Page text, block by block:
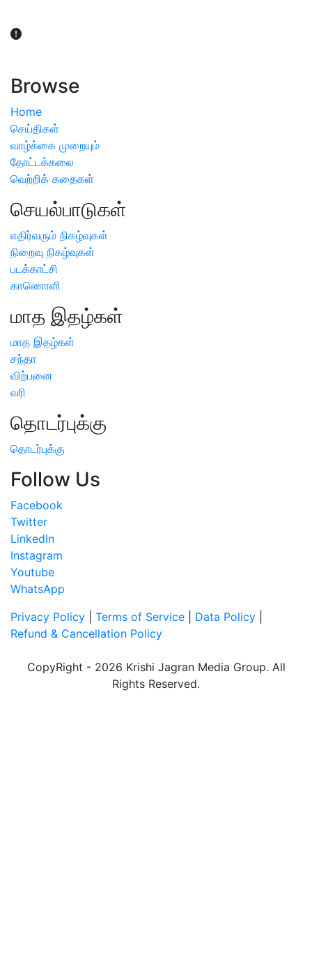
Browse
Home
செய்திகள்
வாழ்க்கை முறையும்
தோட்டக்கலை
வெற்றிக் கதைகள்
செயல்பாடுகள்
எதிர்வரும் நிகழ்வுகள்
நிறைவு நிகழ்வுகள்
படக்காட்சி
காணொளி
மாத இதழ்கள்
மாத இதழ்கள்
சந்தா
விற்பனை
வரி
தொடர்புக்கு
தொடர்புக்கு
Follow Us
Facebook
Twitter
LinkedIn
Instagram
Youtube
WhatsApp
Privacy Policy
Terms of Service Data Policy
Refund & Cancellation Policy
CopyRight - 2026 Krishi Jagran Media Group. All
Rights Reserved.